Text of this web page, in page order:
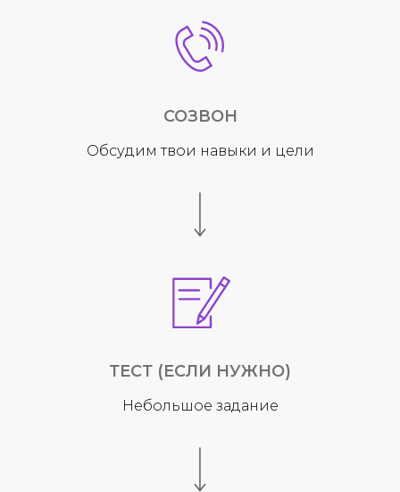
СОЗВОН
Обсудим твои навыки и цели
ТЕСТ (ЕСЛИ НУЖНО)
Небольшое задание